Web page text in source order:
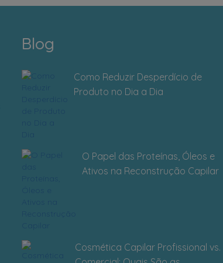
Blog
Como Reduzir Desperdício de
Produto no Dia a Dia
O Papel das Proteínas, Óleos e
Ativos na Reconstrução Capilar
Cosmética Capilar Profissional vs.